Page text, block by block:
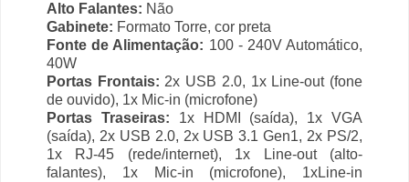
Alto Falantes: Não
Gabinete: Formato Torre, cor preta
Fonte de Alimentação: 100 - 240V Automático,
40W
Portas Frontais: 2x USB 2.0, 1x Line-out (fone
de ouvido), 1x Mic-in (microfone)
Portas Traseiras: 1x HDMI (saída), 1x VGA
(saída), 2x USB 2.0, 2x USB 3.1 Gen1, 2x PS/2,
1x RJ-45 (rede/internet), 1x Line-out (alto-
falantes), 1x Mic-in (microfone), 1xLine-in